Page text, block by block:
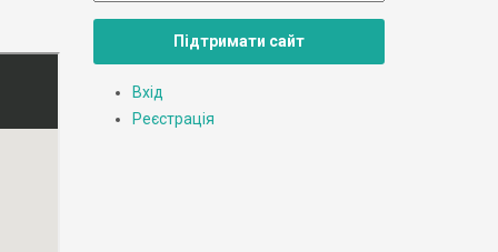
Підтримати сайт
Вхід
Реєстрація